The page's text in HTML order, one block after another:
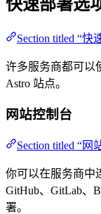
快速部署选
Section titled “快
许多服务商都可以
Astro 站点。
网站控制台
Section titled “网
你可以在服务商中
GitHub、GitLab、
署。